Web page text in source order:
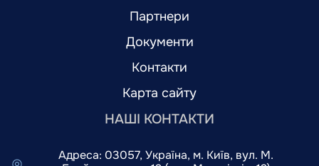
Партнери
Документи
Контакти
Карта сайту
НАШІ КОНТАКТИ
Адреса: 03057, Україна, м. Київ, вул. М.